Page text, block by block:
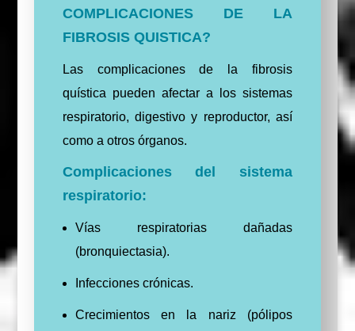
COMPLICACIONES DE LA
FIBROSIS QUISTICA?
Las complicaciones de la fibrosis
quística pueden afectar a los sistemas
respiratorio, digestivo y reproductor, así
como a otros órganos.
Complicaciones del sistema
respiratorio:
Vías respiratorias dañadas
(bronquiectasia).
Infecciones crónicas.
Crecimientos en la nariz (pólipos